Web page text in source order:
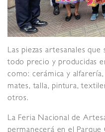
Las piezas artesanales
todo precio y producidas
como: cerámica y
mates, talla, pintura,
otros.
La Feria Nacional de
permanecerá en el